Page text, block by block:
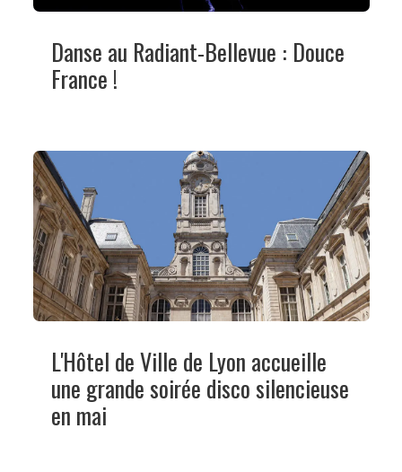
Danse au Radiant-Bellevue : Douce
France !
L'Hôtel de Ville de Lyon accueille
une grande soirée disco silencieuse
en mai